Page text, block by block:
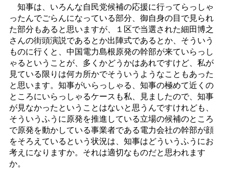
知事は、いろんな自民党候補の応援に行ってらっしゃ
ったんでごらんになっている部分、御自身の目で見られ
た部分もあると思いますが、１区で当選された細田博之
さんの街頭演説であるとか出陣式であるとか、そういう
ものに行くと、中国電力島根原発の幹部が来ていらっし
ゃるということが、多くかどうかはあれですけど、私が
見ている限りは何カ所かでそういうようなこともあった
と思います。知事がいらっしゃる、知事の極めて近くの
ところにいらっしゃるケースも私、見ましたので、知事
が見なかったということはないと思うんですけれども、
そういうふうに原発を推進している立場の候補のところ
で原発を動かしている事業者である電力会社の幹部が顔
をそろえているという状況は、知事はどういうふうにお
考えになりますか。それは適切なものだと思われます
か。